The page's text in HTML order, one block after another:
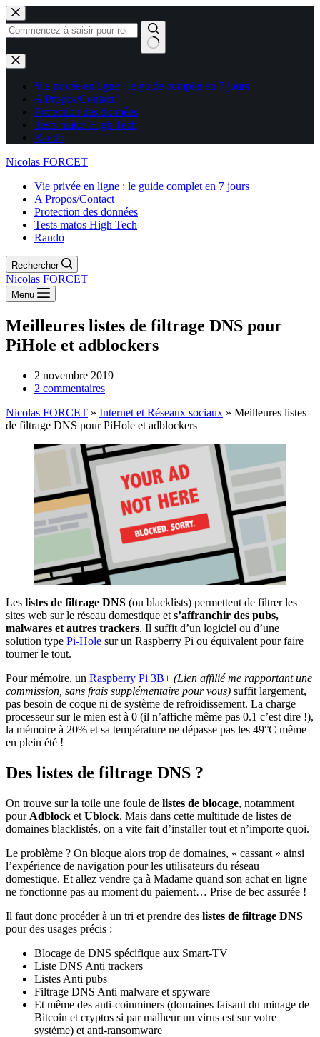
Aucun
résultat
Vie privée en ligne : le guide complet en 7 jours
A Propos/Contact
Protection des données
Tests matos High Tech
Rando
Nicolas FORCET
Vie privée en ligne : le guide complet en 7 jours
A Propos/Contact
Protection des données
Tests matos High Tech
Rando
Rechercher
Nicolas FORCET
Menu
Meilleures listes de filtrage DNS pour
PiHole et adblockers
2 novembre 2019
2 commentaires
Nicolas FORCET » Internet et Réseaux sociaux » Meilleures listes
de filtrage DNS pour PiHole et adblockers
Les listes de filtrage DNS (ou blacklists) permettent de filtrer les
sites web sur le réseau domestique et s’affranchir des pubs,
malwares et autres trackers. Il suffit d’un logiciel ou d’une
solution type Pi-Hole sur un Raspberry Pi ou équivalent pour faire
tourner le tout.
Pour mémoire, un Raspberry Pi 3B+ (Lien affilié me rapportant une
commission, sans frais supplémentaire pour vous) suffit largement,
pas besoin de coque ni de système de refroidissement. La charge
processeur sur le mien est à 0 (il n’affiche même pas 0.1 c’est dire !),
la mémoire à 20% et sa température ne dépasse pas les 49°C même
en plein été !
Des listes de filtrage DNS ?
On trouve sur la toile une foule de listes de blocage, notamment
pour Adblock et Ublock. Mais dans cette multitude de listes de
domaines blacklistés, on a vite fait d’installer tout et n’importe quoi.
Le problème ? On bloque alors trop de domaines, « cassant » ainsi
l’expérience de navigation pour les utilisateurs du réseau
domestique. Et allez vendre ça à Madame quand son achat en ligne
ne fonctionne pas au moment du paiement… Prise de bec assurée !
Il faut donc procéder à un tri et prendre des listes de filtrage DNS
pour des usages précis :
Blocage de DNS spécifique aux Smart-TV
Liste DNS Anti trackers
Listes Anti pubs
Filtrage DNS Anti malware et spyware
Et même des anti-coinminers (domaines faisant du minage de
Bitcoin et cryptos si par malheur un virus est sur votre
système) et anti-ransomware